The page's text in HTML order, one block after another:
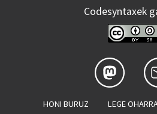
Codesyntaxek
HONI BURUZ LEGE